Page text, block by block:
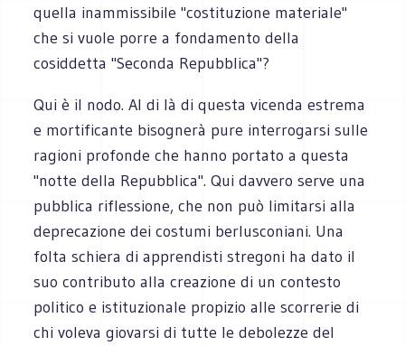
quella inammissibile "costituzione materiale"
che si vuole porre a fondamento della
cosiddetta "Seconda Repubblica"?
Qui è il nodo. Al di là di questa vicenda estrema
e mortificante bisognerà pure interrogarsi sulle
ragioni profonde che hanno portato a questa
"notte della Repubblica". Qui davvero serve una
pubblica riflessione, che non può limitarsi alla
deprecazione dei costumi berlusconiani. Una
folta schiera di apprendisti stregoni ha dato il
suo contributo alla creazione di un contesto
politico e istituzionale propizio alle scorrerie di
chi voleva giovarsi di tutte le debolezze del